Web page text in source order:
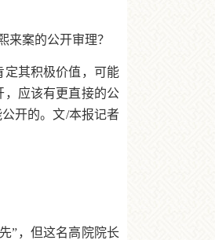
案的公开审理？
定其积极价值，可能
，应该有更直接的公
开的。文/本报记者
”，但这名高院院长